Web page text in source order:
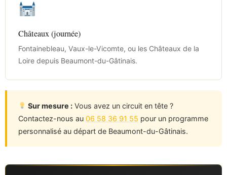
Châteaux (journée)
Fontainebleau, Vaux-le-Vicomte, ou les Châteaux de la
Loire depuis Beaumont-du-Gâtinais.
Sur mesure : Vous avez un circuit en tête ?
Contactez-nous au 06 58 36 91 55 pour un programme
personnalisé au départ de Beaumont-du-Gâtinais.